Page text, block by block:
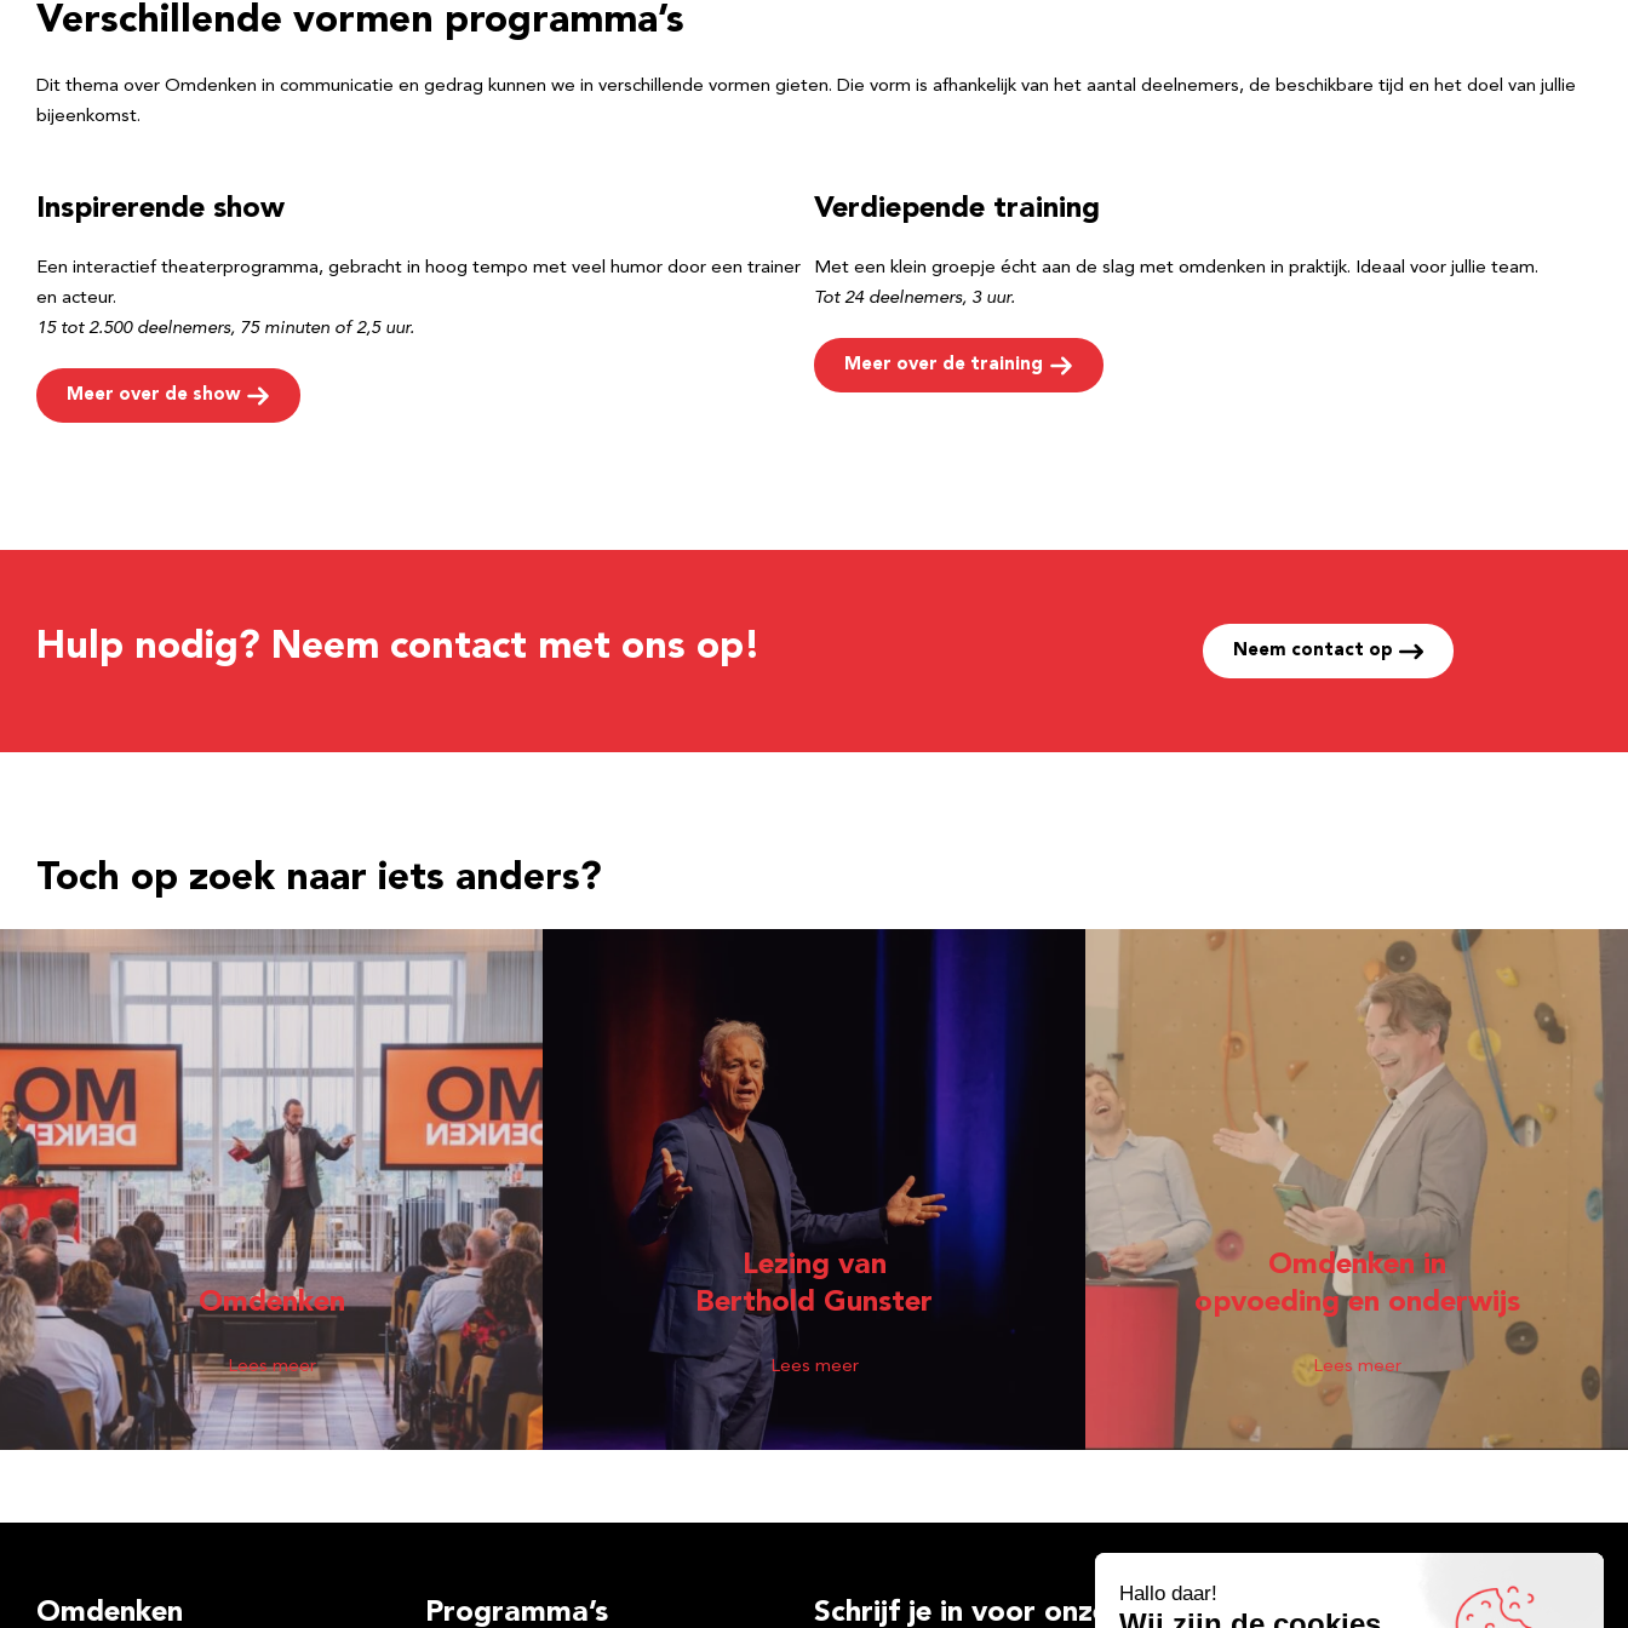
Verschillende vormen programma’s
Dit thema over Omdenken in communicatie en gedrag kunnen we in verschillende vormen gieten. Die vorm is afhankelijk van het aantal deelnemers, de beschikbare tijd en het doel van jullie
bijeenkomst.
Inspirerende show
Een interactief theaterprogramma, gebracht in hoog tempo met veel humor door een trainer
en acteur.
15 tot 2.500 deelnemers, 75 minuten of 2,5 uur.
Meer over de show
Verdiepende training
Met een klein groepje écht aan de slag met omdenken in praktijk. Ideaal voor jullie team.
Tot 24 deelnemers, 3 uur.
Meer over de training
Hulp nodig? Neem contact met ons op! Neem contact op
Toch op zoek naar iets anders?
Omdenken
Lees meer
Lezing van
Berthold Gunster
Lees meer
Omdenken in
opvoeding en onderwijs
Lees meer
Omdenken Programma’s Schrijf je in voor onze nieuwsbrief